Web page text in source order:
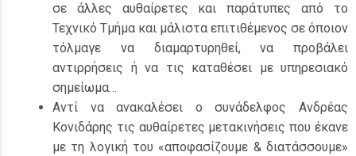
σε άλλες αυθαίρετες και παράτυπες από το
Τεχνικό Τμήμα και μάλιστα επιτιθέμενος σε όποιον
τόλμαγε να διαμαρτυρηθεί, να προβάλει
αντιρρήσεις ή να τις καταθέσει με υπηρεσιακό
σημείωμα…
Αντί να ανακαλέσει ο συνάδελφος Ανδρέας
Κονιδάρης τις αυθαίρετες μετακινήσεις που έκανε
με τη λογική του «αποφασίζουμε & διατάσσουμε»